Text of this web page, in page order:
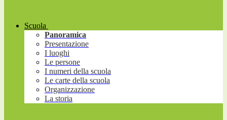
Scuola
Panoramica
Presentazione
I luoghi
Le persone
I numeri della scuola
Le carte della scuola
Organizzazione
La storia